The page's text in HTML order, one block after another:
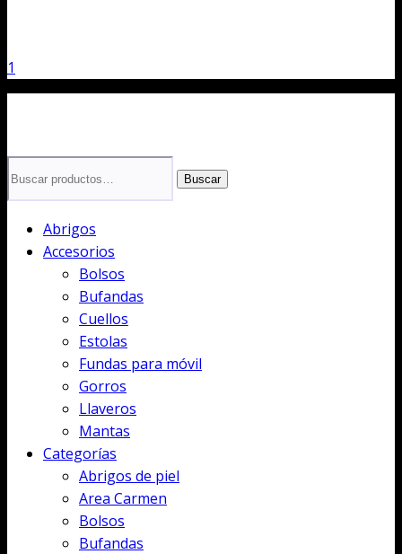
1
por:
Buscar
Abrigos
Accesorios
Bolsos
Bufandas
Cuellos
Estolas
Fundas para móvil
Gorros
Llaveros
Mantas
Categorías
Abrigos de piel
Area Carmen
Bolsos
Bufandas